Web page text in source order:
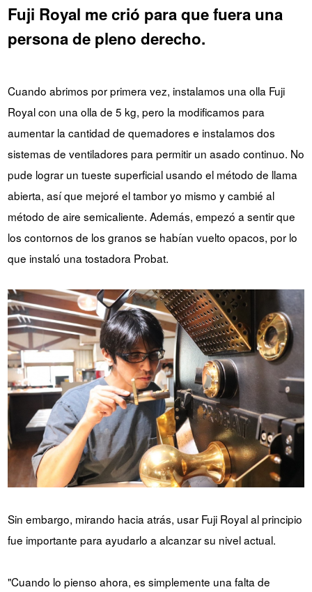
Fuji Royal me crió para que fuera una
persona de pleno derecho.
Cuando abrimos por primera vez, instalamos una olla Fuji
Royal con una olla de 5 kg, pero la modificamos para
aumentar la cantidad de quemadores e instalamos dos
sistemas de ventiladores para permitir un asado continuo. No
pude lograr un tueste superficial usando el método de llama
abierta, así que mejoré el tambor yo mismo y cambié al
método de aire semicaliente. Además, empezó a sentir que
los contornos de los granos se habían vuelto opacos, por lo
que instaló una tostadora Probat.
Sin embargo, mirando hacia atrás, usar Fuji Royal al principio
fue importante para ayudarlo a alcanzar su nivel actual.
"Cuando lo pienso ahora, es simplemente una falta de